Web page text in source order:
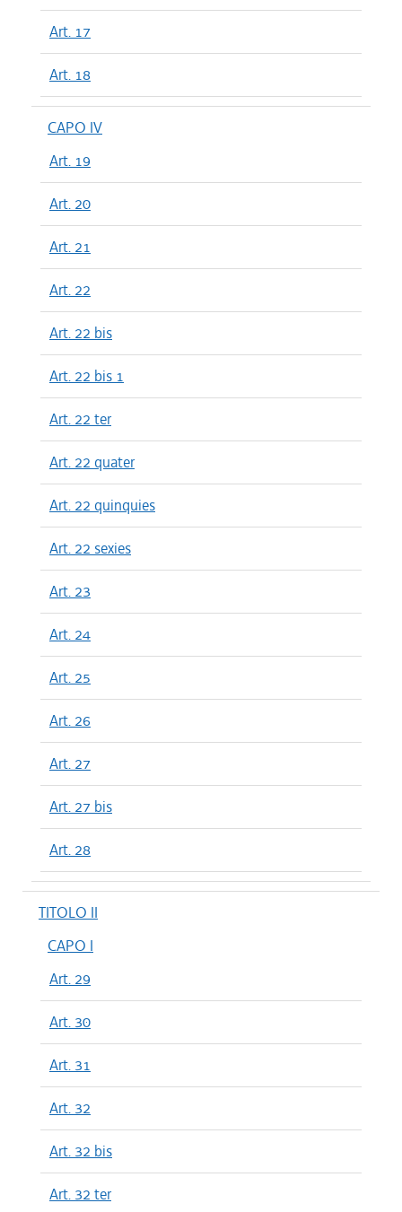
Art. 17
Art. 18
CAPO IV
Art. 19
Art. 20
Art. 21
Art. 22
Art. 22 bis
Art. 22 bis 1
Art. 22 ter
Art. 22 quater
Art. 22 quinquies
Art. 22 sexies
Art. 23
Art. 24
Art. 25
Art. 26
Art. 27
Art. 27 bis
Art. 28
TITOLO II
CAPO I
Art. 29
Art. 30
Art. 31
Art. 32
Art. 32 bis
Art. 32 ter